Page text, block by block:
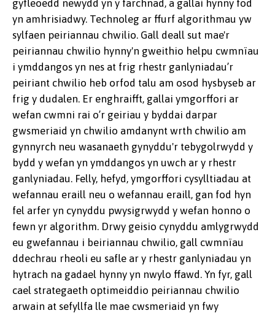
gyfleoedd newydd yn y farchnad, a gallai hynny fod
yn amhrisiadwy. Technoleg ar ffurf algorithmau yw
sylfaen peiriannau chwilio. Gall deall sut mae'r
peiriannau chwilio hynny'n gweithio helpu cwmnïau
i ymddangos yn nes at frig rhestr ganlyniadau’r
peiriant chwilio heb orfod talu am osod hysbyseb ar
frig y dudalen. Er enghraifft, gallai ymgorffori ar
wefan cwmni rai o’r geiriau y byddai darpar
gwsmeriaid yn chwilio amdanynt wrth chwilio am
gynnyrch neu wasanaeth gynyddu'r tebygolrwydd y
bydd y wefan yn ymddangos yn uwch ar y rhestr
ganlyniadau. Felly, hefyd, ymgorffori cysylltiadau at
wefannau eraill neu o wefannau eraill, gan fod hyn
fel arfer yn cynyddu pwysigrwydd y wefan honno o
fewn yr algorithm. Drwy geisio cynyddu amlygrwydd
eu gwefannau i beiriannau chwilio, gall cwmnïau
ddechrau rheoli eu safle ar y rhestr ganlyniadau yn
hytrach na gadael hynny yn nwylo ffawd. Yn fyr, gall
cael strategaeth optimeiddio peiriannau chwilio
arwain at sefyllfa lle mae cwsmeriaid yn fwy